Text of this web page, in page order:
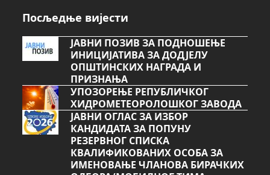
Посљедње вијести
ЈАВНИ ПОЗИВ ЗА ПОДНОШЕЊЕ
ИНИЦИЈАТИВА ЗА ДОДЈЕЛУ
ОПШТИНСКИХ НАГРАДА И
ПРИЗНАЊА
УПОЗОРЕЊЕ РЕПУБЛИЧКОГ
ХИДРОМЕТЕОРОЛОШКОГ ЗАВОДА
ЈАВНИ ОГЛАС ЗА ИЗБОР
КАНДИДАТА ЗА ПОПУНУ
РЕЗЕРВНОГ СПИСКА
КВАЛИФИКОВАНИХ ОСОБА ЗА
ИМЕНОВАЊЕ ЧЛАНОВА БИРАЧКИХ